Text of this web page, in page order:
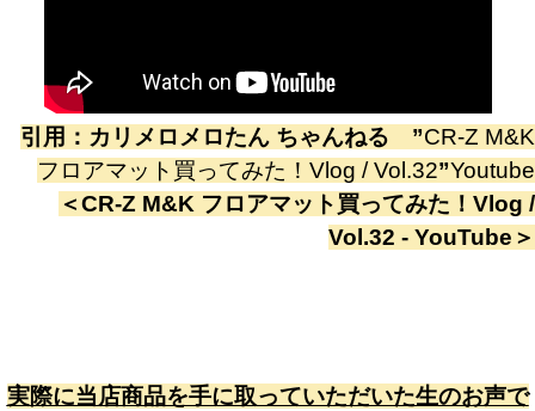
引用： カリメロメロたん ちゃんねる ”CR-Z M&K
フロアマット買ってみた！Vlog / Vol.32”Youtube
＜CR-Z M&K フロアマット買ってみた！Vlog /
Vol.32 - YouTube ＞
実際に当店商品を手に取っていただいた生のお声で